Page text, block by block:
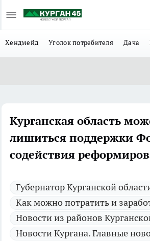
Хендмейд Уголок потребителя Дача
Курганская область
лишиться поддержки
содействия
Губернатор Курганской
Как можно потратить и
Новости из районов
Новости Кургана. Главные